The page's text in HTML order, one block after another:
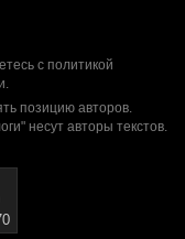
с политикой
.
позицию авторов.
несут авторы текстов.